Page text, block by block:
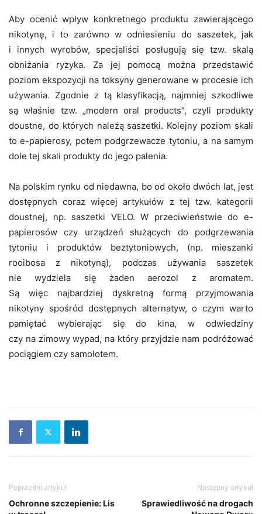
Aby ocenić wpływ konkretnego produktu zawierającego
nikotynę, i to zarówno w odniesieniu do saszetek, jak
i innych wyrobów, specjaliści posługują się tzw. skalą
obniżania ryzyka. Za jej pomocą można przedstawić
poziom ekspozycji na toksyny generowane w procesie ich
używania. Zgodnie z tą klasyfikacją, najmniej szkodliwe
są właśnie tzw. „modern oral products”, czyli produkty
doustne, do których należą saszetki. Kolejny poziom skali
to e-papierosy, potem podgrzewacze tytoniu, a na samym
dole tej skali produkty do jego palenia.
Na polskim rynku od niedawna, bo od około dwóch lat, jest
dostępnych coraz więcej artykułów z tej tzw. kategorii
doustnej, np. saszetki VELO. W przeciwieństwie do e-
papierosów czy urządzeń służących do podgrzewania
tytoniu i produktów beztytoniowych, (np. mieszanki
rooibosa z nikotyną), podczas używania saszetek
nie wydziela się żaden aerozol z aromatem.
Są więc najbardziej dyskretną formą przyjmowania
nikotyny spośród dostępnych alternatyw, o czym warto
pamiętać wybierając się do kina, w odwiedziny
czy na zimowy wypad, na który przyjdzie nam podróżować
pociągiem czy samolotem.
Poprzedni artykuł
Ochronne szczepienie: Lis
Następny artykuł
Sprawiedliwość na drogach